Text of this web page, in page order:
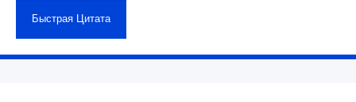
Быстрая Цитата